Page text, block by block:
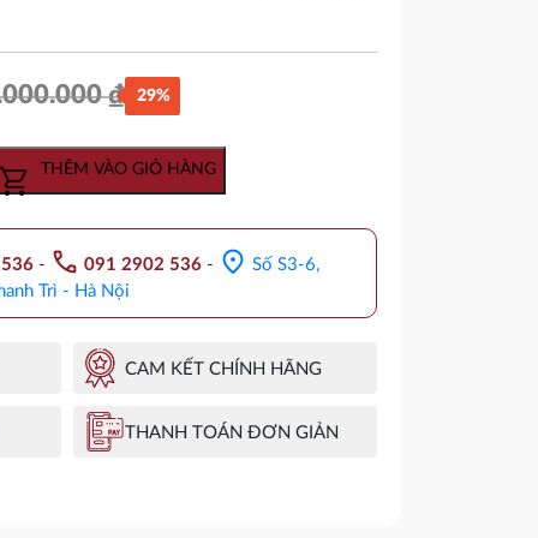
₫
Giá
gốc
là:
9.000.000 ₫.
Giá
hiện
tại
là:
6.391.000 ₫.
29%
THÊM VÀO GIỎ HÀNG
- call 091 2902 536- location_on Số S3-6,
Trì - Hà Nội
CAM KẾT CHÍNH HÃNG
THANH TOÁN ĐƠN GIẢN